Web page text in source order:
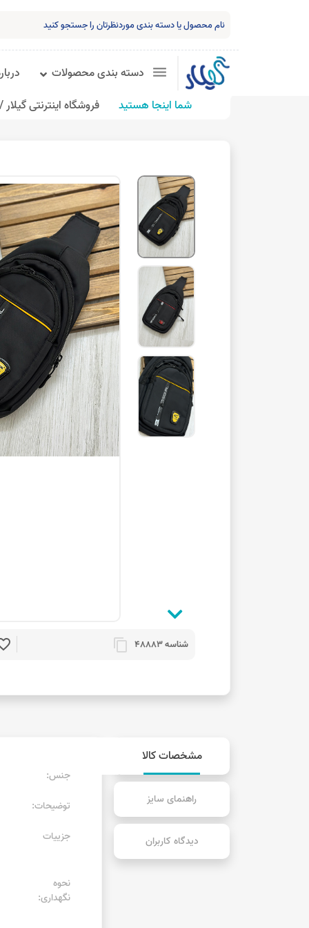
دسته بندی محصولات
شما اینجا هستید
فروشگاه اینترنتی گیلار /
شناسه 48883 content_copy
مشخصات کالا
راهنمای سایز
دیدگاه کاربران
جنس:
توضیحات:
جزییات
نحوه
نگهداری: